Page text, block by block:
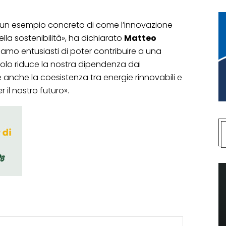
esempio concreto di come l’innovazione
sostenibilità», ha dichiarato Matteo
entusiasti di poter contribuire a una
riduce la nostra dipendenza dai
la coesistenza tra energie rinnovabili e
il nostro futuro».